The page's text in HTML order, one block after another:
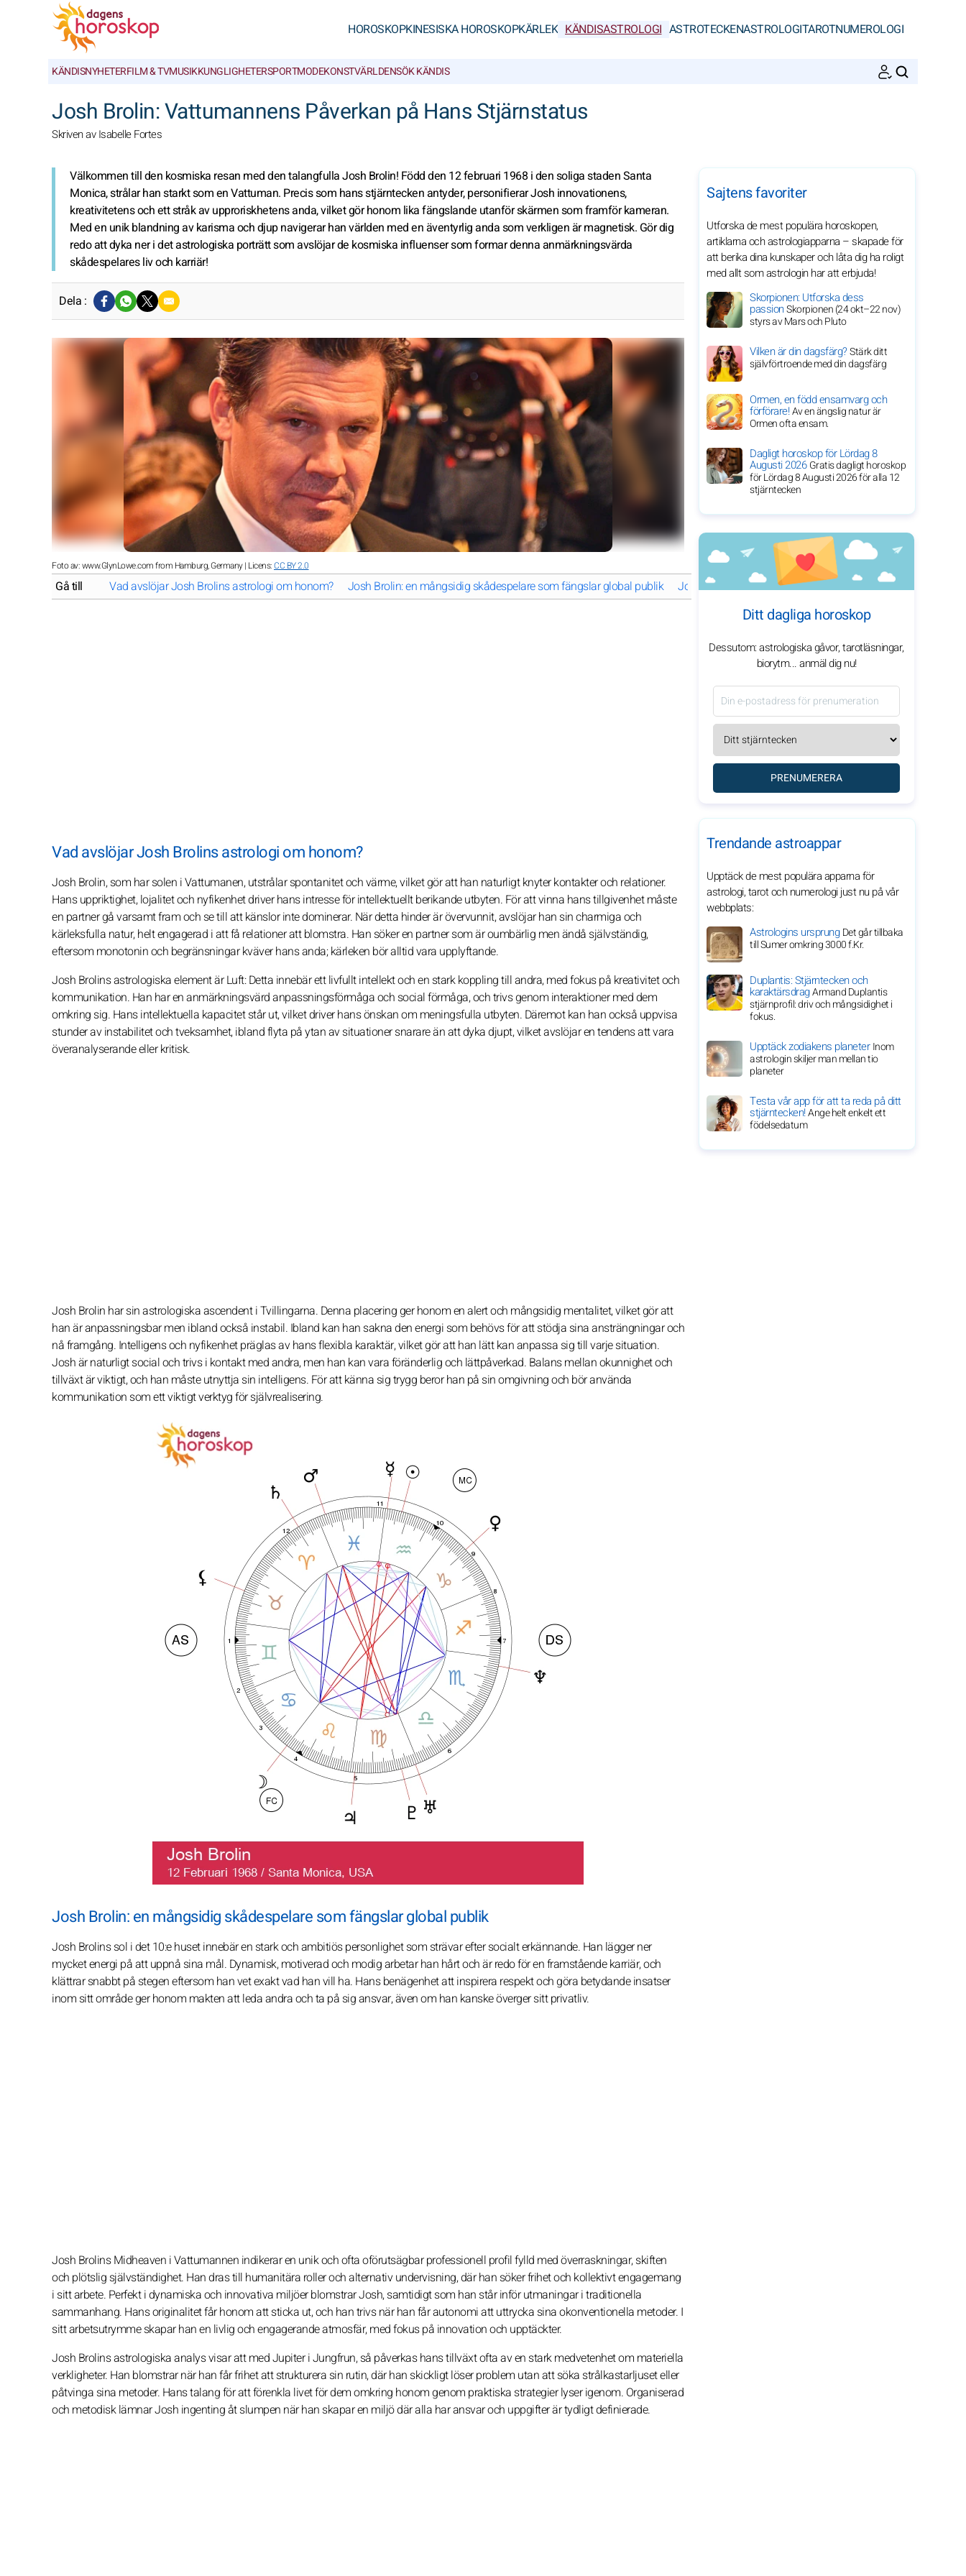
HOROSKOPKINESISKA HOROSKOPKÄRLEK KÄNDISASTROLOGI ASTROTECKENASTROLOGITAROTNUMEROLOGI
KÄNDISNYHETERFILM & TVMUSIKKUNGLIGHETERSPORTMODEKONSTVÄRLDENSÖK KÄNDIS
Josh Brolin: Vattumannens Påverkan på Hans Stjärnstatus
Skriven av Isabelle Fortes
Välkommen till den kosmiska resan med den talangfulla Josh Brolin! Född den 12 februari 1968 i den soliga staden Santa
Monica, strålar han starkt som en Vattuman. Precis som hans stjärntecken antyder, personifierar Josh innovationens,
kreativitetens och ett stråk av upproriskhetens anda, vilket gör honom lika fängslande utanför skärmen som framför kameran.
Med en unik blandning av karisma och djup navigerar han världen med en äventyrlig anda som verkligen är magnetisk. Gör dig
redo att dyka ner i det astrologiska porträtt som avslöjar de kosmiska influenser som formar denna anmärkningsvärda
skådespelares liv och karriär!
Dela :
Foto av: www.GlynLowe.com from Hamburg, Germany | Licens:CC BY 2.0
Gå till Vad avslöjar Josh Brolins astrologi om honom? Josh Brolin: en mångsidig skådespelare som fängslar global publik Josh Brolin: mångsidighet och framgång inom filmindustrin
Vad avslöjar Josh Brolins astrologi om honom?
Josh Brolin, som har solen i Vattumanen, utstrålar spontanitet och värme, vilket gör att han naturligt knyter kontakter och relationer.
Hans uppriktighet, lojalitet och nyfikenhet driver hans intresse för intellektuellt berikande utbyten. För att vinna hans tillgivenhet måste
en partner gå varsamt fram och se till att känslor inte dominerar. När detta hinder är övervunnit, avslöjar han sin charmiga och
kärleksfulla natur, helt engagerad i att få relationer att blomstra. Han söker en partner som är oumbärlig men ändå självständig,
eftersom monotonin och begränsningar kväver hans anda; kärleken bör alltid vara upplyftande.
Josh Brolins astrologiska element är Luft: Detta innebär ett livfullt intellekt och en stark koppling till andra, med fokus på kreativitet och
kommunikation. Han har en anmärkningsvärd anpassningsförmåga och social förmåga, och trivs genom interaktioner med dem
omkring sig. Hans intellektuella kapacitet står ut, vilket driver hans önskan om meningsfulla utbyten. Däremot kan han också uppvisa
stunder av instabilitet och tveksamhet, ibland flyta på ytan av situationer snarare än att dyka djupt, vilket avslöjar en tendens att vara
överanalyserande eller kritisk.
Josh Brolin har sin astrologiska ascendent i Tvillingarna. Denna placering ger honom en alert och mångsidig mentalitet, vilket gör att
han är anpassningsbar men ibland också instabil. Ibland kan han sakna den energi som behövs för att stödja sina ansträngningar och
nå framgång. Intelligens och nyfikenhet präglas av hans flexibla karaktär, vilket gör att han lätt kan anpassa sig till varje situation.
Josh är naturligt social och trivs i kontakt med andra, men han kan vara föränderlig och lättpåverkad. Balans mellan okunnighet och
tillväxt är viktigt, och han måste utnyttja sin intelligens. För att känna sig trygg beror han på sin omgivning och bör använda
kommunikation som ett viktigt verktyg för självrealisering.
Josh Brolin: en mångsidig skådespelare som fängslar global publik
Josh Brolins sol i det 10:e huset innebär en stark och ambitiös personlighet som strävar efter socialt erkännande. Han lägger ner
mycket energi på att uppnå sina mål. Dynamisk, motiverad och modig arbetar han hårt och är redo för en framstående karriär, och
klättrar snabbt på stegen eftersom han vet exakt vad han vill ha. Hans benägenhet att inspirera respekt och göra betydande insatser
inom sitt område ger honom makten att leda andra och ta på sig ansvar, även om han kanske överger sitt privatliv.
Josh Brolins Midheaven i Vattumannen indikerar en unik och ofta oförutsägbar professionell profil fylld med överraskningar, skiften
och plötslig självständighet. Han dras till humanitära roller och alternativ undervisning, där han söker frihet och kollektivt engagemang
i sitt arbete. Perfekt i dynamiska och innovativa miljöer blomstrar Josh, samtidigt som han står inför utmaningar i traditionella
sammanhang. Hans originalitet får honom att sticka ut, och han trivs när han får autonomi att uttrycka sina okonventionella metoder. I
sitt arbetsutrymme skapar han en livlig och engagerande atmosfär, med fokus på innovation och upptäckter.
Josh Brolins astrologiska analys visar att med Jupiter i Jungfrun, så påverkas hans tillväxt ofta av en stark medvetenhet om materiella
verkligheter. Han blomstrar när han får frihet att strukturera sin rutin, där han skickligt löser problem utan att söka strålkastarljuset eller
påtvinga sina metoder. Hans talang för att förenkla livet för dem omkring honom genom praktiska strategier lyser igenom. Organiserad
och metodisk lämnar Josh ingenting åt slumpen när han skapar en miljö där alla har ansvar och uppgifter är tydligt definierade.
Sajtens favoriter
Utforska de mest populära horoskopen,
artiklarna och astrologiapparna – skapade för
att berika dina kunskaper och låta dig ha roligt
med allt som astrologin har att erbjuda!
Skorpionen: Utforska dess
passionSkorpionen (24 okt–22 nov)
styrs av Mars och Pluto
Vilken är din dagsfärg?Stärk ditt
självförtroende med din dagsfärg
Ormen, en född ensamvarg och
förförare!Av en ängslig natur är
Ormen ofta ensam.
Dagligt horoskop för Lördag 8
Augusti 2026Gratis dagligt horoskop
för Lördag 8 Augusti 2026 för alla 12
stjärntecken
Ditt dagliga horoskop
Dessutom: astrologiska gåvor, tarotläsningar,
biorytm... anmäl dig nu!
PRENUMERERA
Trendande astroappar
Upptäck de mest populära apparna för
astrologi, tarot och numerologi just nu på vår
webbplats:
Astrologins ursprungDet går tillbaka
till Sumer omkring 3000 f.Kr.
Duplantis: Stjärntecken och
karaktärsdragArmand Duplantis
stjärnprofil: driv och mångsidighet i
fokus.
Upptäck zodiakens planeterInom
astrologin skiljer man mellan tio
planeter
Testa vår app för att ta reda på ditt
stjärntecken!Ange helt enkelt ett
födelsedatum